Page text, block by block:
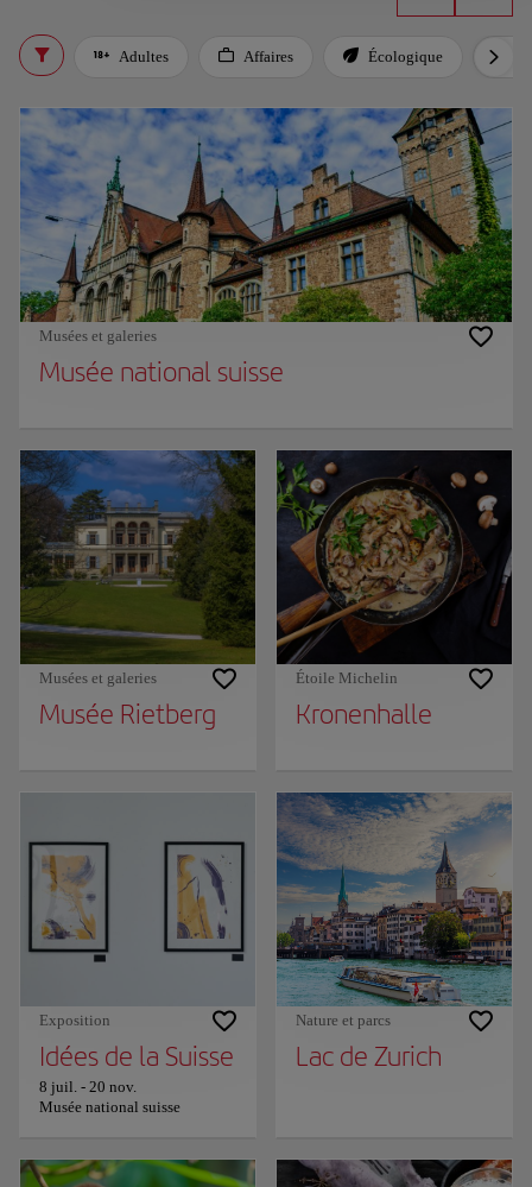
Adultes Affaires Écologique
Musées et galeries
Musée national suisse
Musées et galeries
Musée Rietberg
Étoile Michelin
Kronenhalle
Exposition
Idées de la Suisse
8 juil. - 20 nov.
Musée national suisse
Nature et parcs
Lac de Zurich